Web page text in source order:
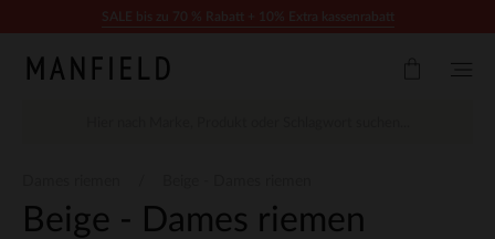
Beige - Dames riemen